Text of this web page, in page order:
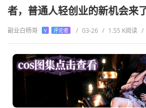
者，普通人轻创业的新机会来了
副业白杨哥 V 评论者 / 03-26 / 1.55 K阅读 /